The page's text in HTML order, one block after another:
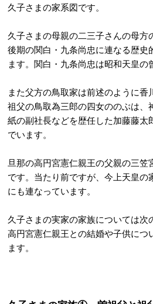
久子さまの家系図です。
久子さまの母親の二三子さんの母方
後期の関白・九条尚忠に連なる歴史
ます。関白・九条尚忠は昭和天皇の
また父方の鳥取家は前述のように
祖父の鳥取為三郎の四女ののぶは、
紙の副社長などを歴任した加藤藤太
でいます。
旦那の高円宮憲仁親王の父親の三笠
です。当たり前ですが、今上天皇の
にも連なっています。
久子さまの実家の家族については次
高円宮憲仁親王との結婚や子供につ
ます。